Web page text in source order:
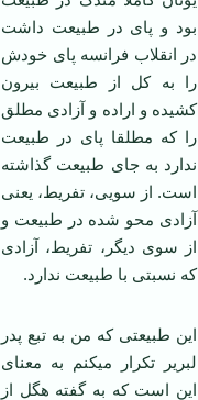
بود و پای در طبیعت داشت
در انقلاب فرانسه پای خودش
را به کل از طبیعت بیرون
کشیده و اراده و آزادی مطلق
را که مطلقا پای در طبیعت
ندارد به جای طبیعت گذاشته
است. از سویی، تفریط، یعنی
آزادی محو شده در طبیعت و
از سوی دیگر، تفریط، آزادی
که نسبتی با طبیعت ندارد.
این طبیعتی که من به تبع پدر
لبریر تکرار می­کنم به معنای
این است که به گفته هگل از